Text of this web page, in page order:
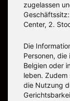
zugelassen
Center, 2.
Die
Personen,
Belgien oder
leben.
die Nutzung